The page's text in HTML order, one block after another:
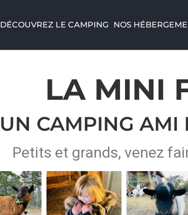
DÉCOUVREZ LE CAMPING NOS
LA MINI
UN CAMPING AMI
Petits et grands, venez